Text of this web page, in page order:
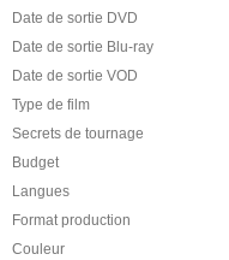
Date de sortie DVD
Date de sortie Blu-ray
Date de sortie VOD
Type de film
Secrets de tournage
Budget
Langues
Format production
Couleur